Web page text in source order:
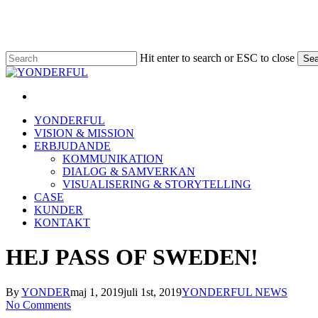
content
Hit enter to search or ESC to close
Close
Menu
Menu
YONDERFUL
VISION & MISSION
ERBJUDANDE
KOMMUNIKATION
DIALOG & SAMVERKAN
VISUALISERING & STORYTELLING
CASE
KUNDER
KONTAKT
HEJ PASS OF SWEDEN!
ByYONDERmaj 1, 2019juli 1st, 2019YONDERFUL NEWS
No Comments